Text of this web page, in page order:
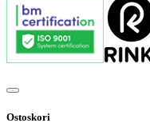
Ostoskori